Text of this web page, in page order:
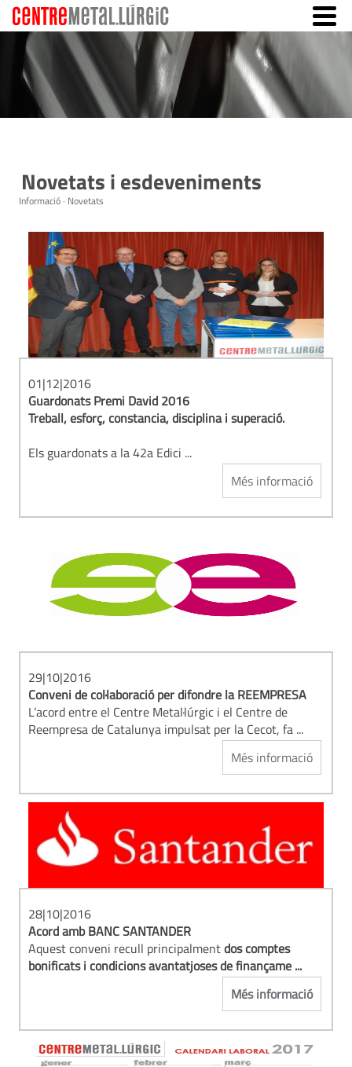
Novetats i esdeveniments
Informació · Novetats
01|12|2016
Guardonats Premi David 2016
Treball, esforç, constancia, disciplina i superació.
Els guardonats a la 42a Edici ...
Més informació
29|10|2016
Conveni de col·laboració per difondre la REEMPRESA
L’acord entre el Centre Metal·lúrgic i el Centre de
Reempresa de Catalunya impulsat per la Cecot, fa ...
Més informació
28|10|2016
Acord ambBANC SANTANDER
Aquest conveni recull principalmentdos comptes
bonificats i condicions avantatjoses de finançame ...
Més informació